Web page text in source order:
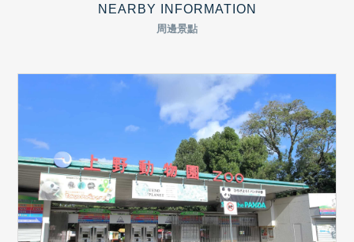
NEARBY INFORMATION
周邊景點